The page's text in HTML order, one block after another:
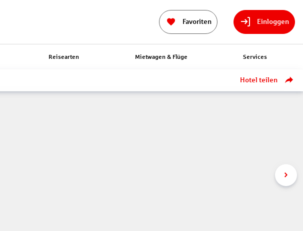
Favoriten Einloggen
Reisearten Mietwagen & Flüge Services
Hotel teilen